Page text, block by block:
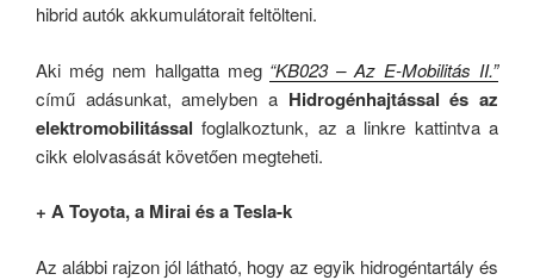
hibrid autók akkumulátorait feltölteni.
Aki még nem hallgatta meg “KB023 – Az E-Mobilitás II.”
című adásunkat, amelyben a Hidrogénhajtással és az
elektromobilitással foglalkoztunk, az a linkre kattintva a
cikk elolvasását követően megteheti.
+ A Toyota, a Mirai és a Tesla-k
Az alábbi rajzon jól látható, hogy az egyik hidrogéntartály és